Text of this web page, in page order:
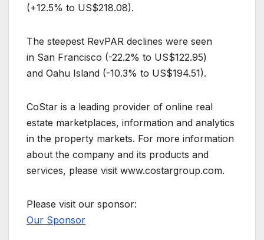
(+12.5% to US$218.08).
The steepest RevPAR declines were seen
in San Francisco (-22.2% to US$122.95)
and Oahu Island (-10.3% to US$194.51).
CoStar is a leading provider of online real
estate marketplaces, information and analytics
in the property markets. For more information
about the company and its products and
services, please visit www.costargroup.com.
Please visit our sponsor:
Our Sponsor